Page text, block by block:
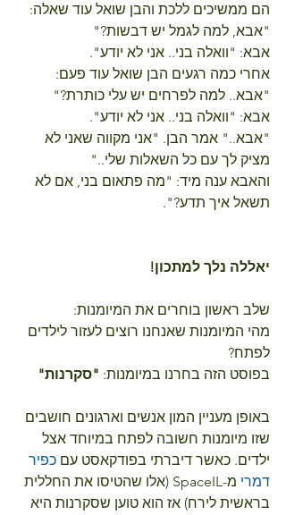
הם ממשיכים ללכת והבן שואל עוד שאלה:
"אבא, למה לגמל יש דבשות?"
אבא: "וואלה בני.. אני לא יודע".
אחרי כמה רגעים הבן שואל עוד פעם:
"אבא.. למה לפרחים יש עלי כותרת?"
אבא: "וואלה בני.. אני לא יודע".
"אבא.." אמר הבן. "אני מקווה שאני לא
מציק לך עם כל השאלות שלי.."
והאבא ענה מיד: "מה פתאום בני, אם לא
תשאל איך תדע?".
יאללה נלך למתכון!
שלב ראשון בוחרים את המיומנות:
מהי המיומנות שאנחנו רוצים לעזור לילדים
לפתח?
בפוסט הזה בחרנו במיומנות: "סקרנות"
באופן מעניין המון אנשים וארגונים חושבים
שזו מיומנות חשובה לפתח במיוחד אצל
ילדים. כאשר דיברתי בפודקאסט עם כפיר
דמרי
מ-SpaceIL (אלו שהטיסו את החללית
בראשית לירח) אז הוא טוען שסקרנות היא